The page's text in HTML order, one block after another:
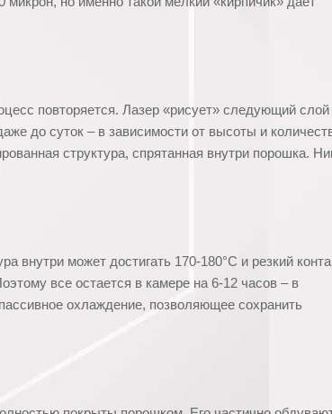
повторяется. Лазер «рисует» следующий слой
до суток – в зависимости от высоты и
структура, спрятанная внутри порошка.
внутри может достигать 170-180°C и резкий
все остается в камере на 6-12 часов – в
охлаждение, позволяющее сохранить